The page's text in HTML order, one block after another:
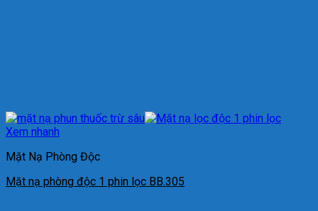
Xem nhanh
Mặt Nạ Phòng Độc
Mặt nạ phòng độc 1 phin lọc BB.305